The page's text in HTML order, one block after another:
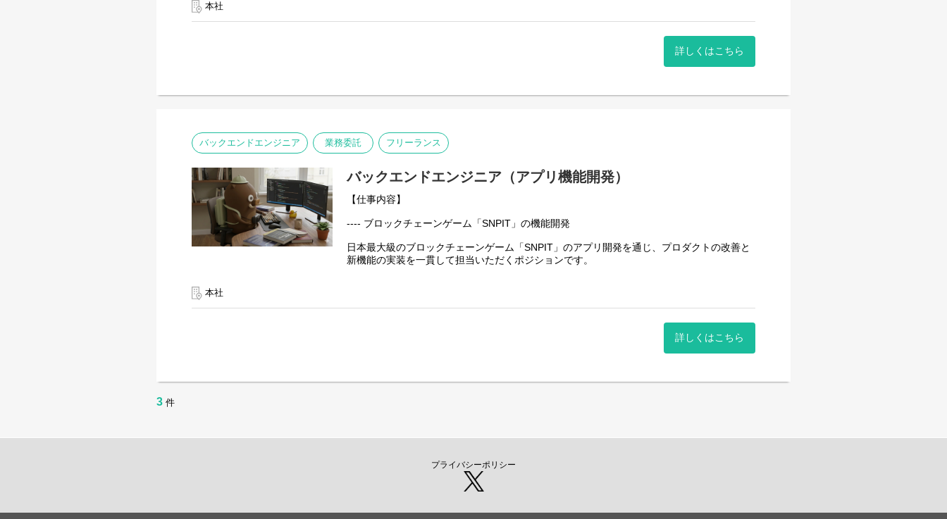
言語や文化にとらわれず、誰でも直感的に楽しめるのが特徴です。
- パフォーマンス・セキュリティ・可用性の最適化
本社
詳しくはこちら
バックエンドエンジニア 業務委託 フリーランス
バックエンドエンジニア（アプリ機能開発）
【仕事内容】
---- ブロックチェーンゲーム「SNPIT」の機能開発
日本最大級のブロックチェーンゲーム「SNPIT」のアプリ開発を通じ、プロダクトの改善と
新機能の実装を一貫して担当いただくポジションです。
- 調査、集計に用いられるツール類の開発
本社
詳しくはこちら
3 件
プライバシーポリシー